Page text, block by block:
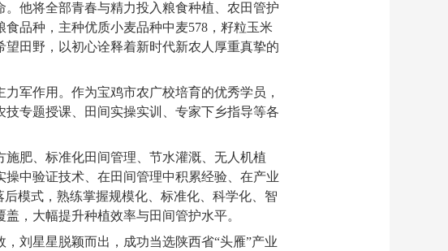
他将全部青春与精力投入粮食种植、农田管护
品种，主种优质小麦品种中麦578，籽粒玉米
田野，以初心诠释着新时代新农人厚重真挚的
军作用。作为宝鸡市农广校培育的优秀学员，
专题授课、田间实操实训、专家下乡指导等各
肥、标准化田间管理、节水灌溉、无人机植
中验证技术、在田间管理中积累经验、在产业
模式，熟练掌握规模化、标准化、科学化、智
，大幅提升种植效率与田间管护水平。
刘星星脱颖而出，成功当选陕西省“头雁”产业